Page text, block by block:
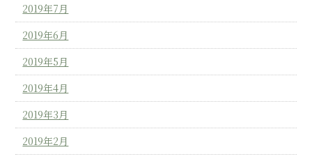
2019年7月
2019年6月
2019年5月
2019年4月
2019年3月
2019年2月